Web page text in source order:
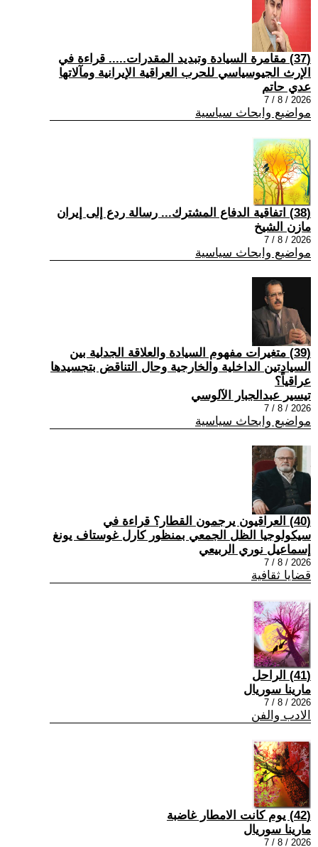
(37) مقامرة السيادة وتبديد المقدرات..... قراءة في
الإرث الجيوسياسي للحرب العراقية الإيرانية ومآلاتها
عدي حاتم
2026 / 8 / 7
مواضيع وابحاث سياسية
(38) اتفاقية الدفاع المشترك... رسالة ردع إلى إيران
مازن الشيخ
2026 / 8 / 7
مواضيع وابحاث سياسية
(39) متغيرات مفهوم السيادة والعلاقة الجدلية بين
السيادتين الداخلية والخارجية وحال التناقض بتجسيدها
عراقياً؟
تيسير عبدالجبار الآلوسي
2026 / 8 / 7
مواضيع وابحاث سياسية
(40) العراقيون يرجمون القطار؟ قراءة في
سيكولوجيا الظل الجمعي بمنظور كارل غوستاف يونغ
إسماعيل نوري الربيعي
2026 / 8 / 7
قضايا ثقافية
(41) الراحل
مارينا سوريال
2026 / 8 / 7
الادب والفن
(42) يوم كانت الامطار غاضبة
مارينا سوريال
2026 / 8 / 7